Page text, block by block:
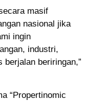
masif
nasional jika
ingin
industri,
berjalan beriringan,”
“Propertinomic